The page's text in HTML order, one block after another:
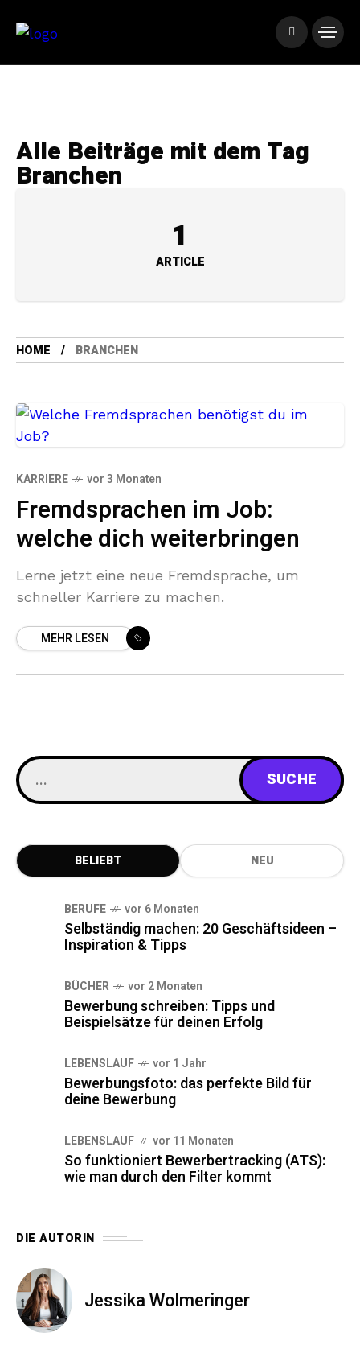
Alle Beiträge mit dem Tag
Branchen
1
ARTICLE
HOME BRANCHEN
KARRIERE vor 3 Monaten
Fremdsprachen im Job:
welche dich weiterbringen
Lerne jetzt eine neue Fremdsprache, um
schneller Karriere zu machen.
MEHR LESEN
BELIEBT NEU
BERUFE vor 6 Monaten
Selbständig machen: 20 Geschäftsideen –
Inspiration & Tipps
BÜCHER vor 2 Monaten
Bewerbung schreiben: Tipps und
Beispielsätze für deinen Erfolg
LEBENSLAUF vor 1 Jahr
Bewerbungsfoto: das perfekte Bild für
deine Bewerbung
LEBENSLAUF vor 11 Monaten
So funktioniert Bewerbertracking (ATS):
wie man durch den Filter kommt
DIE AUTORIN
Jessika Wolmeringer